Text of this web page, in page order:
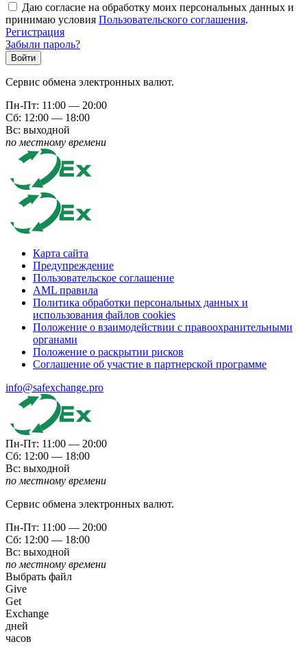
Даю согласие на обработку моих персональных данных и
принимаю условия Пользовательского соглашения.
Регистрация
Забыли пароль?
Сервис обмена электронных валют.
Пн-Пт: 11:00 — 20:00
Сб: 12:00 — 18:00
Вс: выходной
по местному времени
Карта сайта
Предупреждение
Пользовательское соглашение
AML правила
Политика обработки персональных данных и
использования файлов cookies
Положение о взаимодействии с правоохранительными
органами
Положение о раскрытии рисков
Соглашение об участие в партнерской программе
info@safexchange.pro
Пн-Пт: 11:00 — 20:00
Сб: 12:00 — 18:00
Вс: выходной
по местному времени
Сервис обмена электронных валют.
Пн-Пт: 11:00 — 20:00
Сб: 12:00 — 18:00
Вс: выходной
по местному времени
Выбрать файл
Give
Get
Exchange
дней
часов